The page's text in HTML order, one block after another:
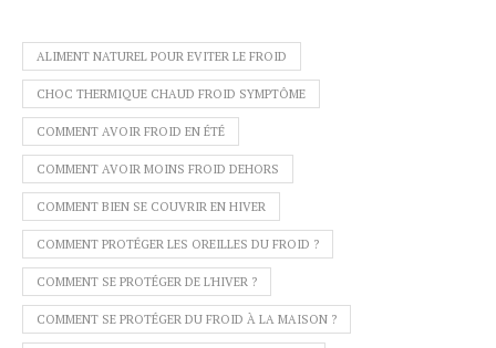
ALIMENT NATUREL POUR EVITER LE FROID
CHOC THERMIQUE CHAUD FROID SYMPTÔME
COMMENT AVOIR FROID EN ÉTÉ
COMMENT AVOIR MOINS FROID DEHORS
COMMENT BIEN SE COUVRIR EN HIVER
COMMENT PROTÉGER LES OREILLES DU FROID ?
COMMENT SE PROTÉGER DE L'HIVER ?
COMMENT SE PROTÉGER DU FROID À LA MAISON ?